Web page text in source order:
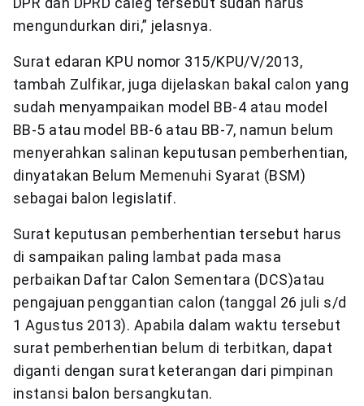
mengundurkan diri,” jelasnya.
Surat edaran KPU nomor 315/KPU/V/2013,
tambah Zulfikar, juga dijelaskan bakal calon yang
sudah menyampaikan model BB-4 atau model
BB-5 atau model BB-6 atau BB-7, namun belum
menyerahkan salinan keputusan pemberhentian,
dinyatakan Belum Memenuhi Syarat (BSM)
sebagai balon legislatif.
Surat keputusan pemberhentian tersebut harus
di sampaikan paling lambat pada masa
perbaikan Daftar Calon Sementara (DCS)atau
pengajuan penggantian calon (tanggal 26 juli s/d
1 Agustus 2013). Apabila dalam waktu tersebut
surat pemberhentian belum di terbitkan, dapat
diganti dengan surat keterangan dari pimpinan
instansi balon bersangkutan.